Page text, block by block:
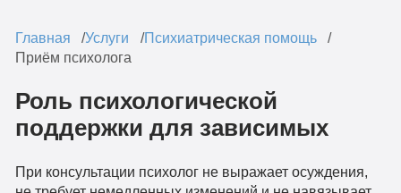
Главная Услуги
Психиатрическая помощь
Приём психолога
Роль психологической
поддержки для зависимых
При консультации психолог не выражает осуждения,